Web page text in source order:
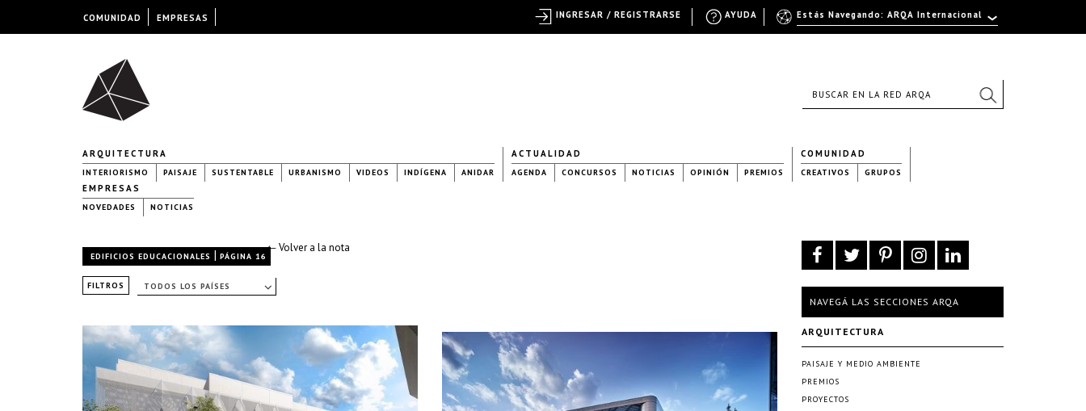
ARQUITECTURA
INTERIORISMO PAISAJE SUSTENTABLE URBANISMO VIDEOS INDÍGENA ANIDAR
ACTUALIDAD
AGENDA CONCURSOS NOTICIAS OPINIÓN PREMIOS
COMUNIDAD
CREATIVOS GRUPOS
EMPRESAS
NOVEDADES NOTICIAS
← Volver a la nota
EDIFICIOS EDUCACIONALES | PÁGINA 16
FILTROS TODOS LOS PAÍSES
NAVEGÁ LAS SECCIONES ARQA
ARQUITECTURA
PAISAJE Y MEDIO AMBIENTE
PREMIOS
PROYECTOS
COMUNIDAD EMPRESAS Estás Navegando: ARQA Internacional
AYUDA
INGRESAR / REGISTRARSE